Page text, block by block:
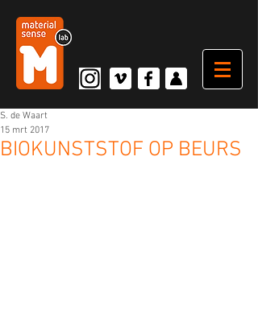
BIOKUNSTSTOF OP BEURS
S. de Waart
15 mrt 2017